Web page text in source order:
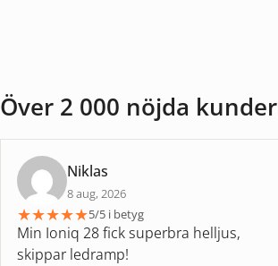
Över 2 000 nöjda kunder
Niklas
8 aug, 2026
★★★★★5/5 i betyg
Min Ioniq 28 fick superbra helljus,
skippar ledramp!